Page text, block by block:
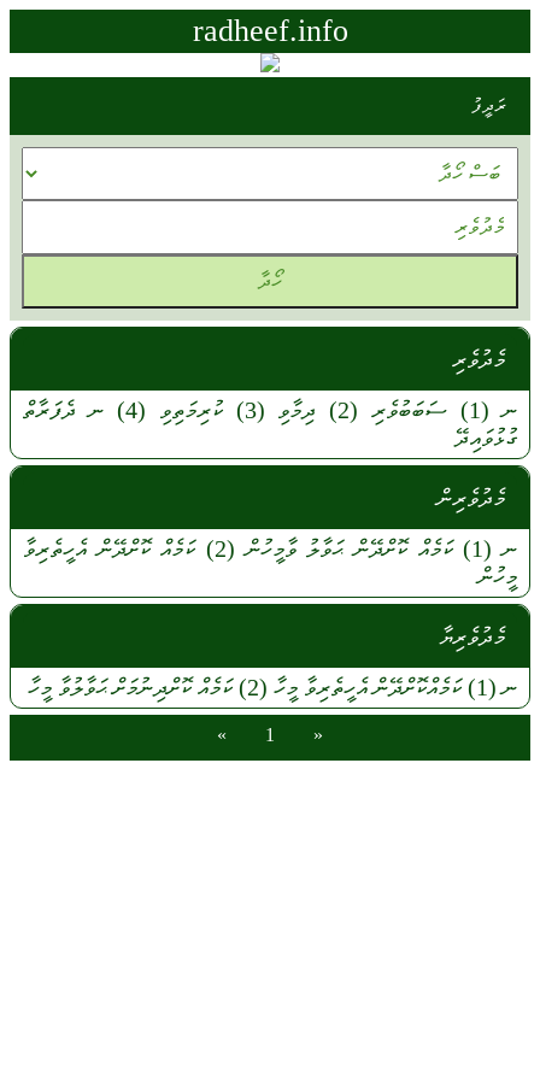
radheef.info
ރަދީފު
މެދުވެރި
ނ (1) ސަބަބުވެރި (2) ދިމާވި (3) ކުރިމަތިވި (4) ނ ދެފަރާތް
ގުޅުވައިދޭ
މެދުވެރިން
ނ (1) ކަމެއްކޮށްދޭންޙަވާލުވާމީހުން (2) ކަމެއްކޮށްދޭންއެހީތެރިވާ
މީހުން
މެދުވެރިޔާ
ނ(1) ކަމެއްކޮށްދޭންއެހީތެރިވާ މީހާ (2) ކަމެއްކޮށްދިނުމަށްޙަވާލުވާ މީހާ
«
1
»